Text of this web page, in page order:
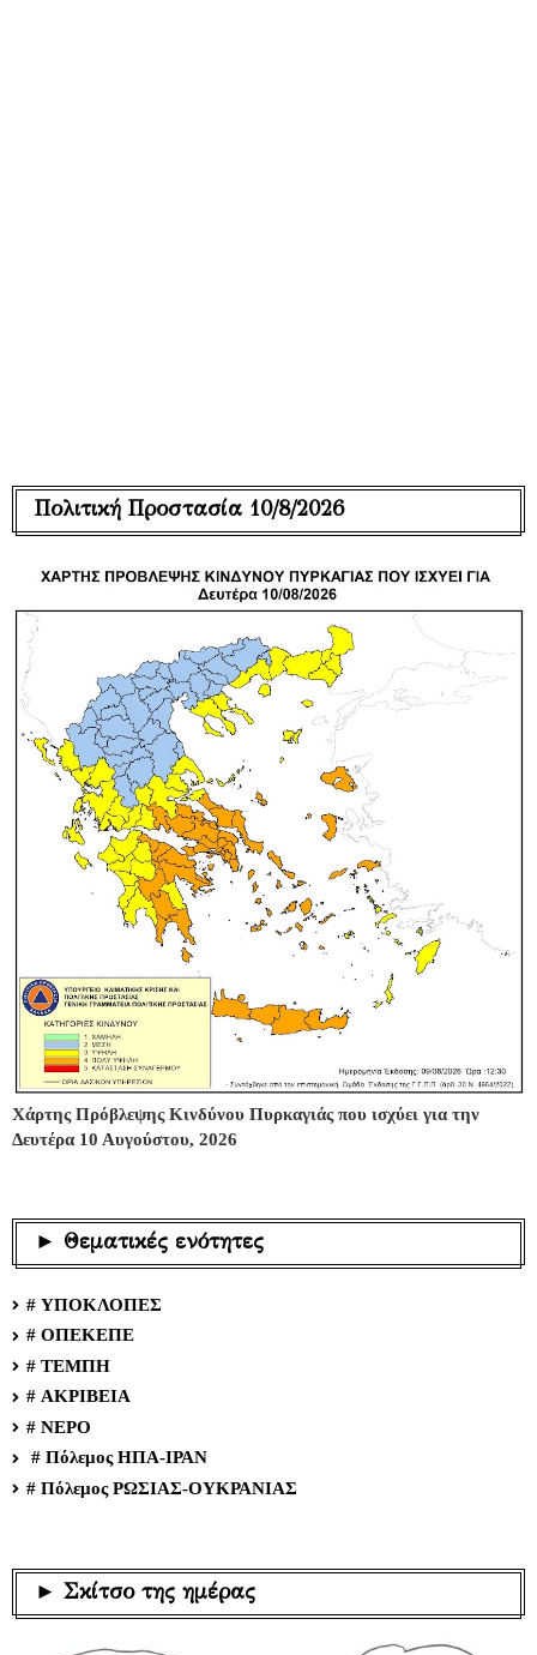
Πολιτική Προστασία 10/8/2026
Χάρτης Πρόβλεψης Κινδύνου Πυρκαγιάς που ισχύει για την
Δευτέρα 10 Αυγούστου, 2026
► Θεματικές ενότητες
# ΥΠΟΚΛΟΠΕΣ
# ΟΠΕΚΕΠΕ
# ΤΕΜΠΗ
# ΑΚΡΙΒΕΙΑ
# ΝΕΡΟ
# Πόλεμος ΗΠΑ-ΙΡΑΝ
# Πόλεμος ΡΩΣΙΑΣ-ΟΥΚΡΑΝΙΑΣ
► Σκίτσο της ημέρας